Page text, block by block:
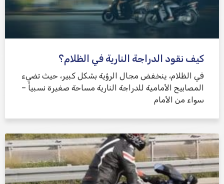
كيف نقود الدراجة النارية في الظلام؟
في الظلام، ينخفض ​​مجال الرؤية بشكل كبير، حيث تضيء
المصابيح الأمامية للدراجة النارية مساحة صغيرة نسبياً –
سواء من الأمام